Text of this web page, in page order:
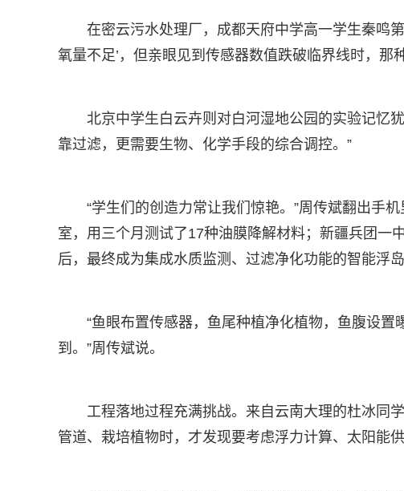
在密云污水处理厂，成都天府中学高一学生秦鸣
氧量不足’，但亲眼见到传感器数值跌破临界线时，那
北京中学生白云卉则对白河湿地公园的实验记忆
靠过滤，更需要生物、化学手段的综合调控。”
“学生们的创造力常让我们惊艳。”周传斌翻出手
室，用三个月测试了17种油膜降解材料；新疆兵团一
后，最终成为集成水质监测、过滤净化功能的智能浮岛
“鱼眼布置传感器，鱼尾种植净化植物，鱼腹设
到。”周传斌说。
工程落地过程充满挑战。来自云南大理的杜冰同
管道、栽培植物时，才发现要考虑浮力计算、太阳能